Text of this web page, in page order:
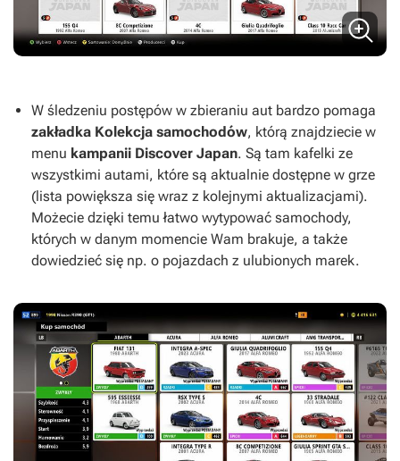
W śledzeniu postępów w zbieraniu aut bardzo pomaga
zakładka Kolekcja samochodów, którą znajdziecie w
menu kampanii Discover Japan. Są tam kafelki ze
wszystkimi autami, które są aktualnie dostępne w grze
(lista powiększa się wraz z kolejnymi aktualizacjami).
Możecie dzięki temu łatwo wytypować samochody,
których w danym momencie Wam brakuje, a także
dowiedzieć się np. o pojazdach z ulubionych marek.